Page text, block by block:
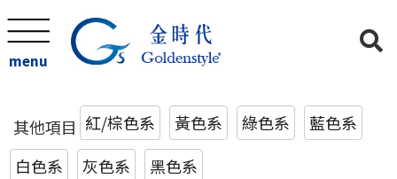
menu
其他項目 紅/棕色系 黃色系 綠色系
藍色系
白色系
灰色系 黑色系